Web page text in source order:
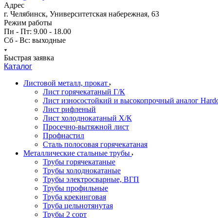
Адрес
г. Челябинск, Университетская набережная, 63
Режим работы
Пн - Пт: 9.00 - 18.00
Сб - Вс: выходные
Быстрая заявка
Каталог
Листовой металл, прокат
Лист горячекатаный Г/К
Лист износостойкий и высокопрочный аналог
Лист рифленый
Лист холоднокатаный Х/К
Просечно-вытяжной лист
Профнастил
Сталь полосовая горячекатаная
Металлические стальные трубы
Трубы горячекатаные
Трубы холоднокатаные
Трубы электросварные, ВГП
Трубы профильные
Труба крекинговая
Труба цельнотянутая
Трубы 2 сорт